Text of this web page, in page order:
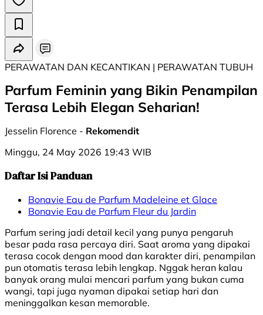
PERAWATAN DAN KECANTIKAN | PERAWATAN TUBUH
Parfum Feminin yang Bikin Penampilan
Terasa Lebih Elegan Seharian!
Jesselin Florence - Rekomendit
Minggu, 24 May 2026 19:43 WIB
Daftar Isi Panduan
Bonavie Eau de Parfum Madeleine et Glace
Bonavie Eau de Parfum Fleur du Jardin
Parfum sering jadi detail kecil yang punya pengaruh
besar pada rasa percaya diri. Saat aroma yang dipakai
terasa cocok dengan mood dan karakter diri, penampilan
pun otomatis terasa lebih lengkap. Nggak heran kalau
banyak orang mulai mencari parfum yang bukan cuma
wangi, tapi juga nyaman dipakai setiap hari dan
meninggalkan kesan memorable.